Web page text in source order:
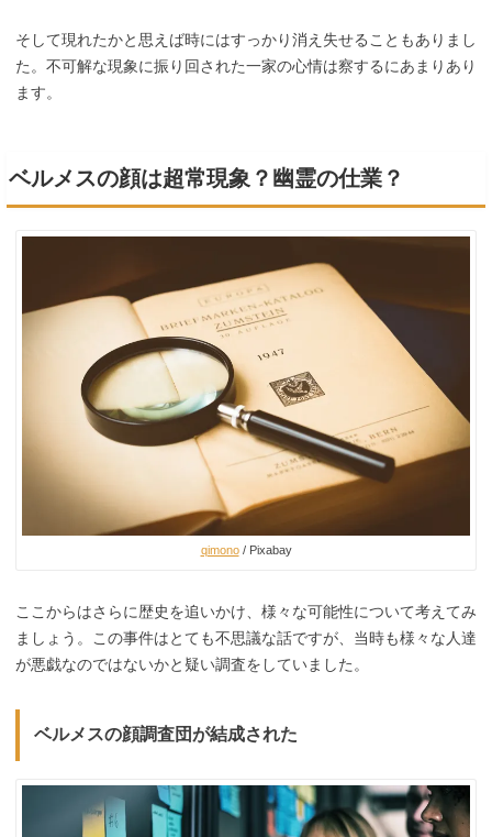
そして現れたかと思えば時にはすっかり消え失せることもありまし
た。不可解な現象に振り回された一家の心情は察するにあまりあり
ます。
ベルメスの顔は超常現象？幽霊の仕業？
qimono/ Pixabay
ここからはさらに歴史を追いかけ、様々な可能性について考えてみ
ましょう。この事件はとても不思議な話ですが、当時も様々な人達
が悪戯なのではないかと疑い調査をしていました。
ベルメスの顔調査団が結成された